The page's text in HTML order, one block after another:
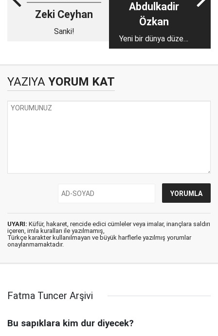
Zeki Ceyhan
Sanki!
Abdulkadir
Özkan
Yeni bir dünya düzeni
gerekli
YAZIYA YORUM KAT
UYARI: Küfür, hakaret, rencide edici cümleler veya imalar, inançlara saldırı
içeren, imla kuralları ile yazılmamış,
Türkçe karakter kullanılmayan ve büyük harflerle yazılmış yorumlar
onaylanmamaktadır.
Fatma Tuncer Arşivi
Bu sapıklara kim dur diyecek?